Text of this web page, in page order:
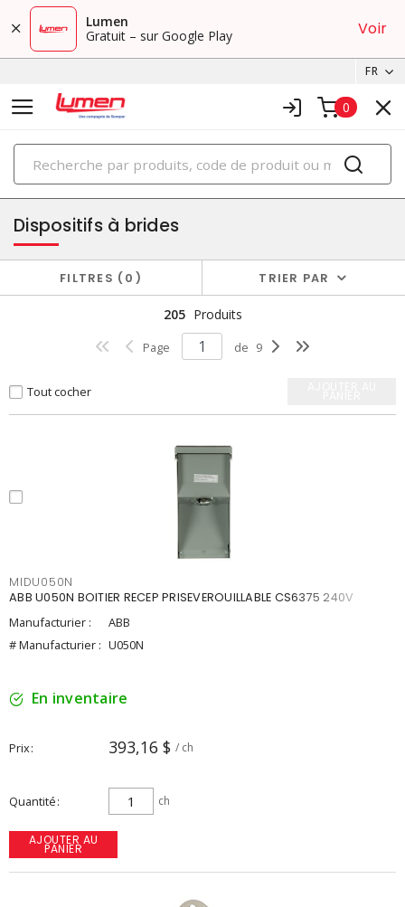
Lumen
Gratuit – sur Google Play
Voir
FR
0
PRODUITS
fiches et connecteurs
Dispositifs à brides
FILTRES 0 TRIER PAR
205 Produits
Page de 9
Tout cocher
MIDU050N
ABB U050N BOITIER RECEP PRISEVEROUILLABLE CS6375 240V
Manufacturier :
ABB
# Manufacturier : U050N
En inventaire
Prix 393,16 $ / ch
Quantité ch
AJOUTER AU
PANIER